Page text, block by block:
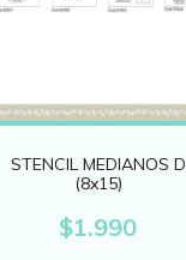
STENCIL MEDIANOS D
(8x15)
$1.990